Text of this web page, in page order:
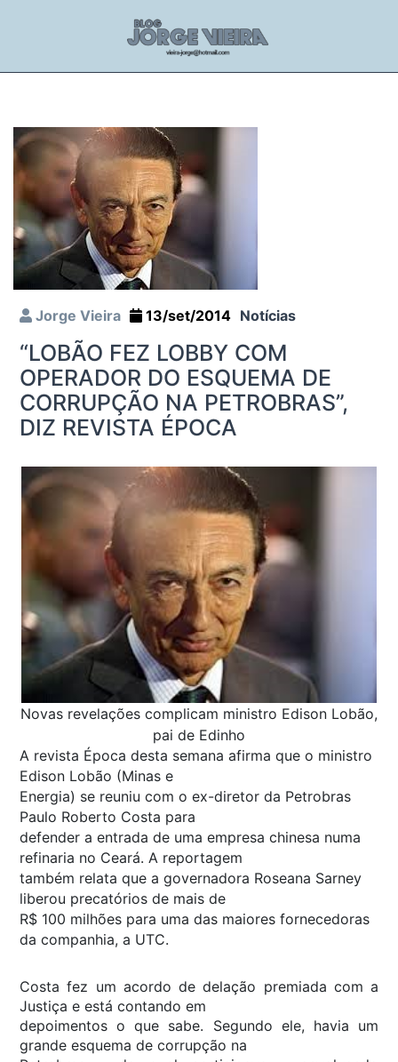
Jorge Vieira 13/set/2014 Notícias
“LOBÃO FEZ LOBBY COM
OPERADOR DO ESQUEMA DE
CORRUPÇÃO NA PETROBRAS”,
DIZ REVISTA ÉPOCA
Novas revelações complicam ministro Edison Lobão,
pai de Edinho
A revista Época desta semana afirma que o ministro
Edison Lobão (Minas e
Energia) se reuniu com o ex-diretor da Petrobras
Paulo Roberto Costa para
defender a entrada de uma empresa chinesa numa
refinaria no Ceará. A reportagem
também relata que a governadora Roseana Sarney
liberou precatórios de mais de
R$ 100 milhões para uma das maiores fornecedoras
da companhia, a UTC.
Costa fez um acordo de delação premiada com a
Justiça e está contando em
depoimentos o que sabe. Segundo ele, havia um
grande esquema de corrupção na